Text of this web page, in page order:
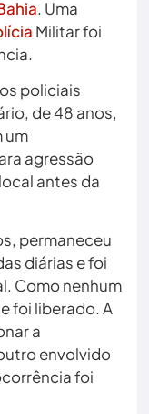
. Uma
Militar foi
policiais
de 48 anos,
um
agressão
antes da
permaneceu
diárias e foi
Como nenhum
foi liberado. A
a
envolvido
foi